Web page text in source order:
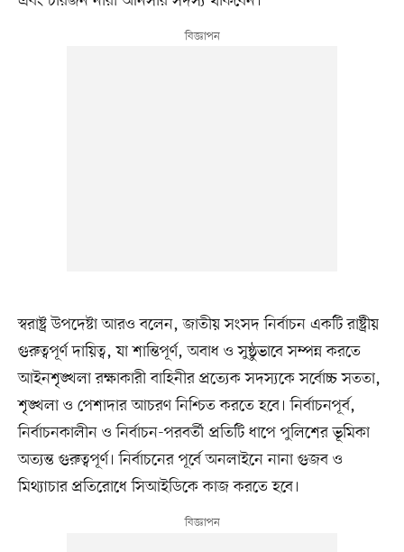
স্বরাষ্ট্র উপদেষ্টা আরও বলেন, জাতীয় সংসদ নির্বাচন একটি রাষ্ট্রীয়
গুরুত্বপূর্ণ দায়িত্ব, যা শান্তিপূর্ণ, অবাধ ও সুষ্ঠুভাবে সম্পন্ন করতে
আইনশৃঙ্খলা রক্ষাকারী বাহিনীর প্রত্যেক সদস্যকে সর্বোচ্চ সততা,
শৃঙ্খলা ও পেশাদার আচরণ নিশ্চিত করতে হবে। নির্বাচনপূর্ব,
নির্বাচনকালীন ও নির্বাচন-পরবর্তী প্রতিটি ধাপে পুলিশের ভূমিকা
অত্যন্ত গুরুত্বপূর্ণ। নির্বাচনের পূর্বে অনলাইনে নানা গুজব ও
মিথ্যাচার প্রতিরোধে সিআইডিকে কাজ করতে হবে।